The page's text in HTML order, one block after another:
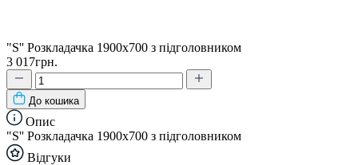
"S'' Розкладачка 1900х700 з підголовником
3 017грн.
До кошика
Опис
"S'' Розкладачка 1900х700 з підголовником
Відгуки